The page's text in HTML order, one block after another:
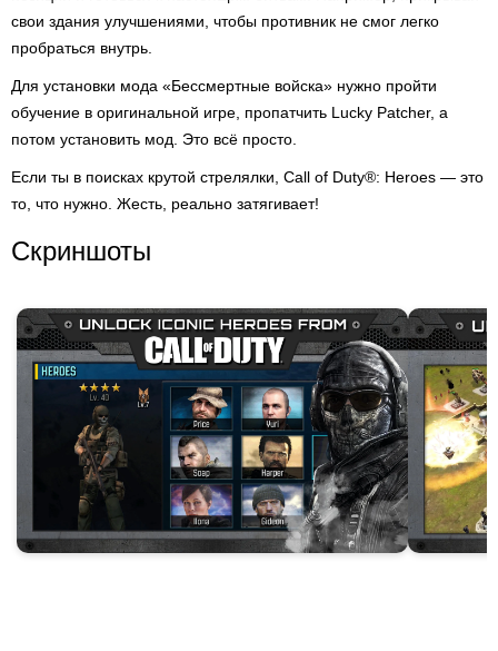
свои здания улучшениями, чтобы противник не смог легко
пробраться внутрь.
Для установки мода «Бессмертные войска» нужно пройти
обучение в оригинальной игре, пропатчить Lucky Patcher, а
потом установить мод. Это всё просто.
Если ты в поисках крутой стрелялки, Call of Duty®: Heroes — это
то, что нужно. Жесть, реально затягивает!
Скриншоты